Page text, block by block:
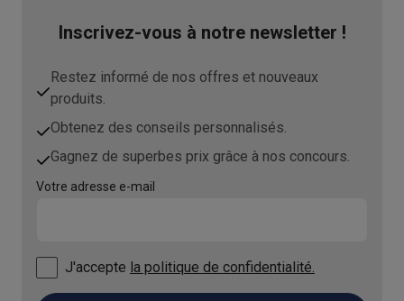
Inscrivez-vous à notre newsletter !
Restez informé de nos offres et nouveaux
produits.
Obtenez des conseils personnalisés.
Gagnez de superbes prix grâce à nos concours.
Votre adresse e-mail
J'accepte la politique de confidentialité.